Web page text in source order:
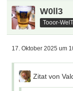
W0ll3
Tooor-
17. Oktober 2025 um
Zitat von